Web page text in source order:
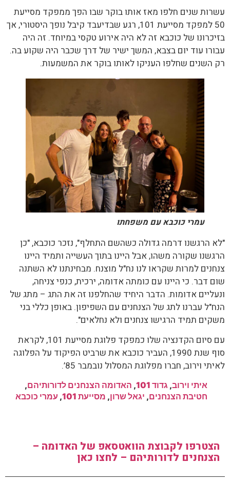
עשרות שנים חלפו מאז אותו בוקר שבו הפך ממפקד מסייעת
50 למפקד מסייעת 101, רגע שבדיעבד קיבל נופך היסטורי, אך
בזיכרונו של כוכבא זה לא היה אירוע טקסי במיוחד. זה היה
עבורו עוד יום בצבא, המשך ישיר של דרך שכבר היה שקוע בה.
רק השנים שחלפו העניקו לאותו בוקר את המשמעות.
עמרי כוכבא עם משפחתו
"לא הרגשנו דרמה גדולה כשהשם התחלף", נזכר כוכבא, "כן
הרגשנו שקורה משהו, אבל היינו בתוך העשייה ותמיד היינו
צנחנים למרות שקראו לנו נח"ל מוצנח. מבחינתנו לא השתנה
שום דבר. כי היינו עם כומתה אדומה, ירכית, כנפי צניחה,
ונעליים אדומות. הדבר היחיד שהחלפנו זה את התג – מתג של
הנח"ל עברנו לתג של הצנחנים עם השפיפון. באופן כללי בני
משקים תמיד הרגישו צנחנים ולא נחלאים".
עם סיום הקדנציה שלו כמפקד פלוגת מסייעת 101, לקראת
סוף שנת 1990, העביר כוכבא את שרביט הפיקוד על הפלוגה
לאיתי וירוב, חברו מפלוגת המסלול נובמבר 85’.
איתי וירוב,גדוד 101 , האדומה הצנחנים לדורותיהם,
חטיבת הצנחנים, יגאל שרון, מסייעת 101 , עמרי כוכבא
הצטרפו לקבוצת הוואטסאפ של האדומה –
הצנחנים לדורותיהם – לחצו כאן